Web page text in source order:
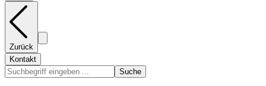
Zurück
Kontakt
Suche